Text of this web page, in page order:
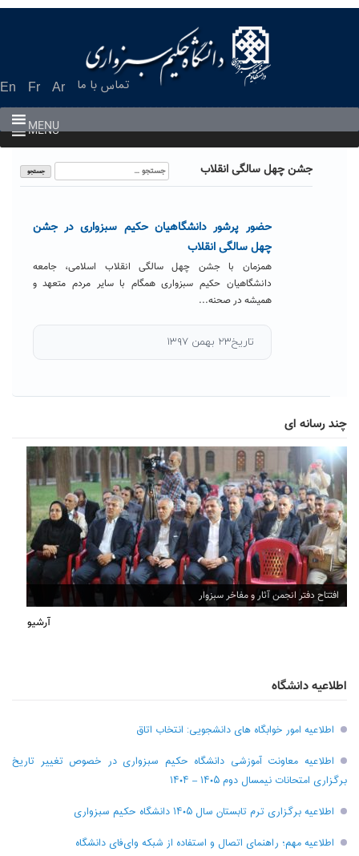
En Fr Ar تماس با ما
MENU
MENU
جشن چهل سالگی انقلاب
جستجو
برای:
حضور پرشور دانشگاهیان حکیم سبزواری در جشن
چهل سالگی انقلاب
همزمان با جشن چهل سالگی انقلاب اسلامی، جامعه
دانشگاهیان حکیم سبزواری همگام با سایر مردم متعهد و
همیشه در صحنه...
تاریخ۲۳ بهمن ۱۳۹۷
چند رسانه ای
افتتاح دفتر انجمن آثار و مفاخر سبزوار
آرشیو
اطلاعیه دانشگاه
اطلاعیه امور خوابگاه های دانشجویی: انتخاب اتاق
اطلاعیه معاونت آموزشی دانشگاه حکیم سبزواری در خصوص تغییر تاریخ
برگزاری امتحانات نیمسال دوم ۱۴۰۵ – ۱۴۰۴
اطلاعیه برگزاری ترم تابستان سال ۱۴۰۵ دانشگاه حکیم سبزواری
اطلاعیه مهم؛ راهنمای اتصال و استفاده از شبکه وای‌فای دانشگاه